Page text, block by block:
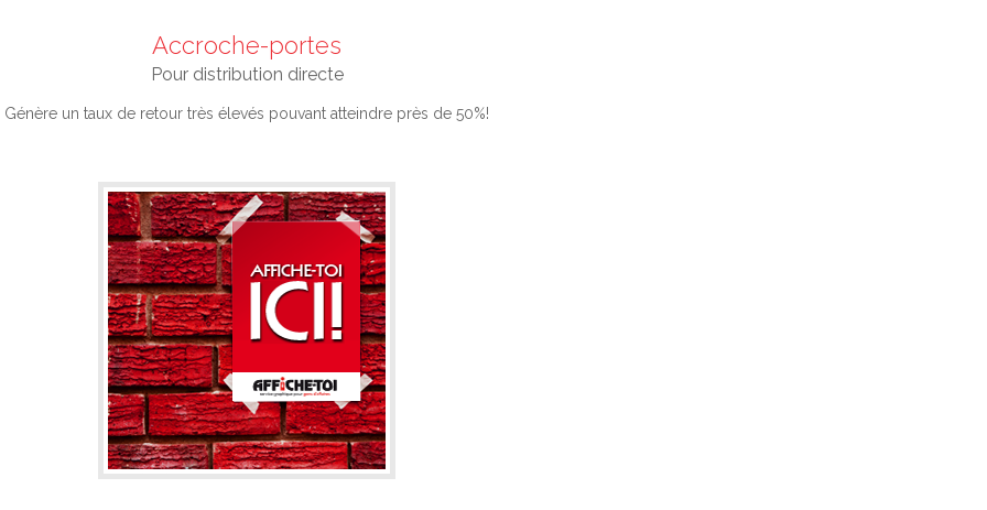
Accroche-portes
Pour distribution directe
Génère un taux de retour très élevés pouvant atteindre près de 50%!